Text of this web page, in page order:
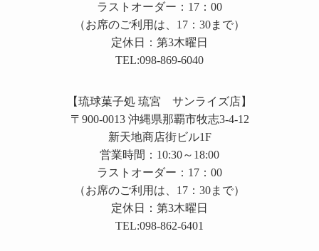
ラストオーダー：17：00
（お席のご利用は、17：30まで）
定休日：第3木曜日
TEL:098-869-6040
【琉球菓子処 琉宮 サンライズ店】
〒900-0013 沖縄県那覇市牧志3-4-12
新天地商店街ビル1F
営業時間：10:30～18:00
ラストオーダー：17：00
（お席のご利用は、17：30まで）
定休日：第3木曜日
TEL:098-862-6401